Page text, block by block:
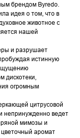
брендом Byredo.
идея о том, что в
животное с
нашей
и разрушает
истинную
дискотеки,
огромным
цитрусовой
непринужденно ведет
мимозы и
аромат